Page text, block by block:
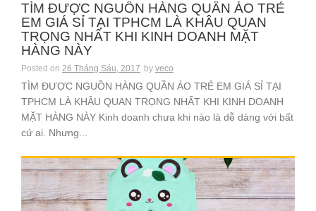
TÌM ĐƯỢC NGUỒN HÀNG QUẦN ÁO TRẺ
EM GIÁ SỈ TẠI TPHCM LÀ KHÂU QUAN
TRỌNG NHẤT KHI KINH DOANH MẶT
HÀNG NÀY
Posted on 26 Tháng Sáu, 2017 by veco
TÌM ĐƯỢC NGUỒN HÀNG QUẦN ÁO TRẺ EM GIÁ SỈ TẠI
TPHCM LÀ KHÂU QUAN TRỌNG NHẤT KHI KINH DOANH
MẶT HÀNG NÀY Kinh doanh chưa khi nào là dễ dàng với bất
cứ ai. Nhưng...